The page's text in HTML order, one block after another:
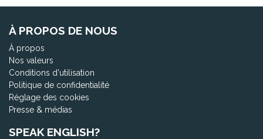
À PROPOS DE NOUS
À propos
Nos valeurs
Conditions d'utilisation
Politique de confidentialité
Réglage des cookies
Presse & médias
SPEAK ENGLISH?